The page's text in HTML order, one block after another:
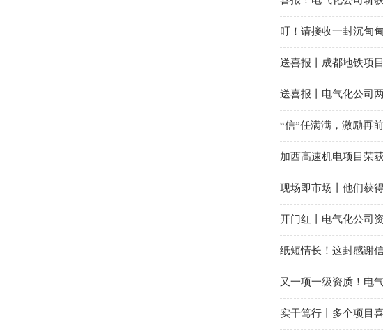
叮！请接收一封沉甸
送喜报丨成都地铁项
送喜报丨电气化公司
“信”任满满，激励再前
加西高速机电项目荣
现场即市场丨他们获
开门红丨电气化公司
纸短情长！这封感谢
又一项一级资质！电
实干笃行丨多个项目